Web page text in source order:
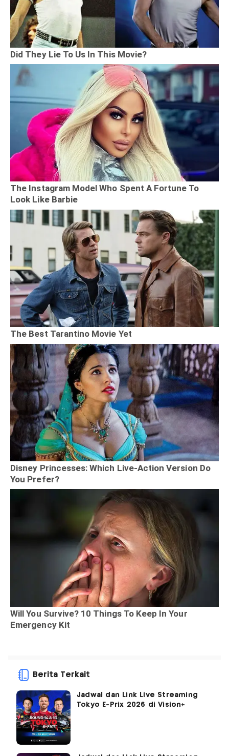
Berita Terkait
Jadwal dan Link Live Streaming
Tokyo E-Prix 2026 di Vision+